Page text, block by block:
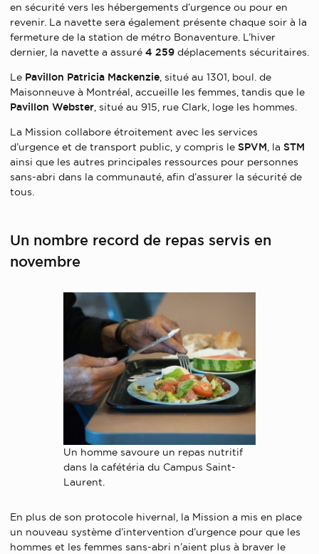
en sécurité vers les hébergements d’urgence ou pour en
revenir. La navette sera également présente chaque soir à la
fermeture de la station de métro Bonaventure. L’hiver
dernier, la navette a assuré 4 259 déplacements sécuritaires.
Le Pavillon Patricia Mackenzie, situé au 1301, boul. de
Maisonneuve à Montréal, accueille les femmes, tandis que le
Pavillon Webster, situé au 915, rue Clark, loge les hommes.
La Mission collabore étroitement avec les services
d’urgence et de transport public, y compris le SPVM, la STM
ainsi que les autres principales ressources pour personnes
sans-abri dans la communauté, afin d’assurer la sécurité de
tous.
Un nombre record de repas servis en
novembre
Un homme savoure un repas nutritif
dans la cafétéria du Campus Saint-
Laurent.
En plus de son protocole hivernal, la Mission a mis en place
un nouveau système d’intervention d’urgence pour que les
hommes et les femmes sans-abri n’aient plus à braver le